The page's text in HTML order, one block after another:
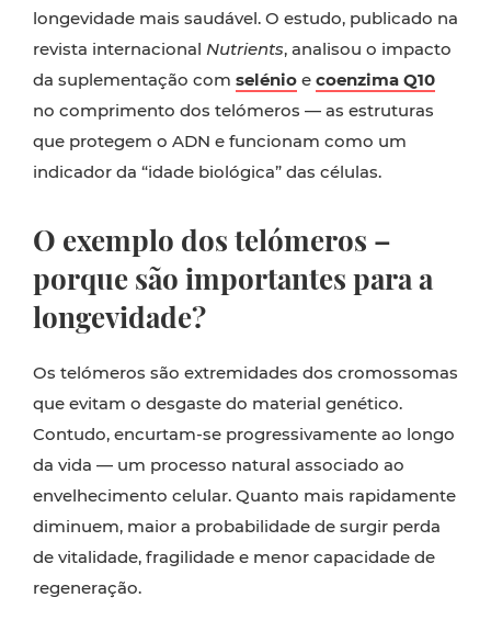
longevidade mais saudável. O estudo, publicado na
revista internacional Nutrients, analisou o impacto
da suplementação com selénio e coenzima Q10
no comprimento dos telómeros — as estruturas
que protegem o ADN e funcionam como um
indicador da “idade biológica” das células.
O exemplo dos telómeros –
porque são importantes para a
longevidade?
Os telómeros são extremidades dos cromossomas
que evitam o desgaste do material genético.
Contudo, encurtam-se progressivamente ao longo
da vida — um processo natural associado ao
envelhecimento celular. Quanto mais rapidamente
diminuem, maior a probabilidade de surgir perda
de vitalidade, fragilidade e menor capacidade de
regeneração.